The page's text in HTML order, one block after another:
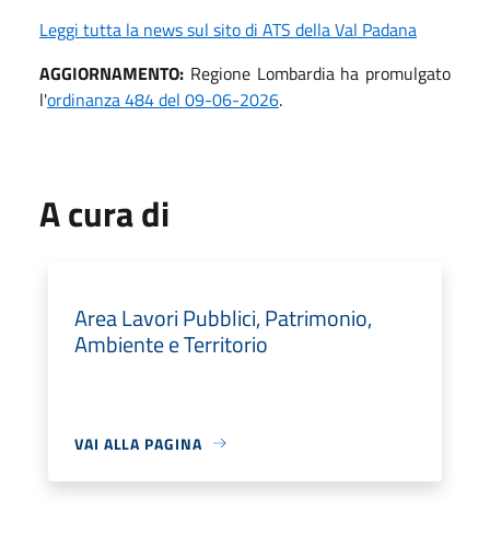
Leggi tutta la news sul sito di ATS della Val Padana
AGGIORNAMENTO: Regione Lombardia ha promulgato
l'ordinanza 484 del 09-06-2026.
A cura di
Area Lavori Pubblici, Patrimonio,
Ambiente e Territorio
VAI ALLA PAGINA